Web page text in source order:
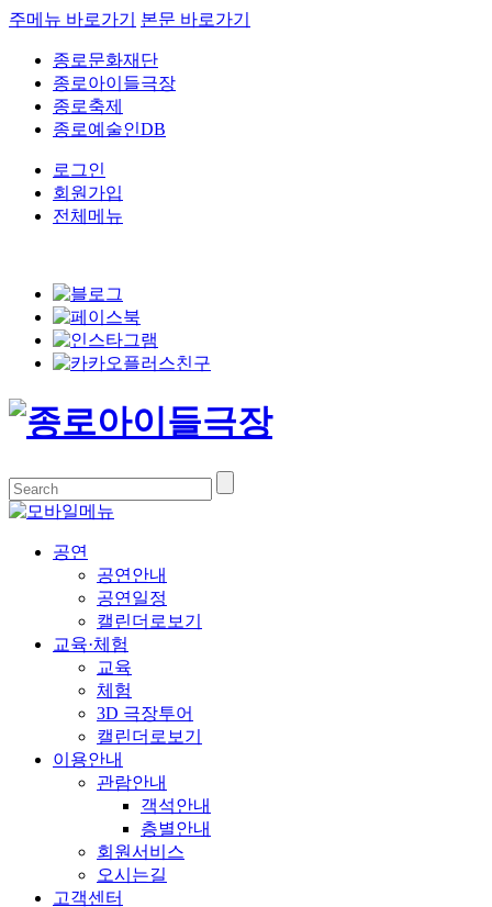
주메뉴 바로가기 본문 바로가기
종로문화재단
종로아이들극장
종로축제
종로예술인DB
로그인
회원가입
전체메뉴
공연
공연안내
공연일정
캘린더로보기
교육·체험
교육
체험
3D 극장투어
캘린더로보기
이용안내
관람안내
객석안내
층별안내
회원서비스
오시는길
고객센터